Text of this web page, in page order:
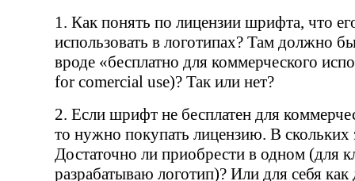
1. Как понять по лицензии шрифта, что
использовать в логотипах? Там должно
вроде «бесплатно для коммерческого
for comercial use)? Так или нет?
2. Если шрифт не бесплатен для
то нужно покупать лицензию. В скольких
Достаточно ли приобрести в одном (для
разрабатываю логотип)? Или для себя как